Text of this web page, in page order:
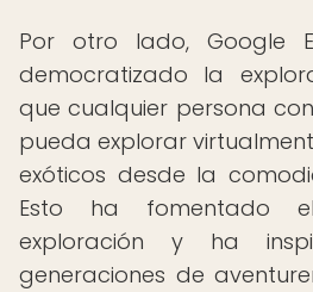
Por otro lado, Google
democratizado la
que cualquier persona
pueda explorar
exóticos desde la
Esto ha fomentado
exploración y ha
generaciones de